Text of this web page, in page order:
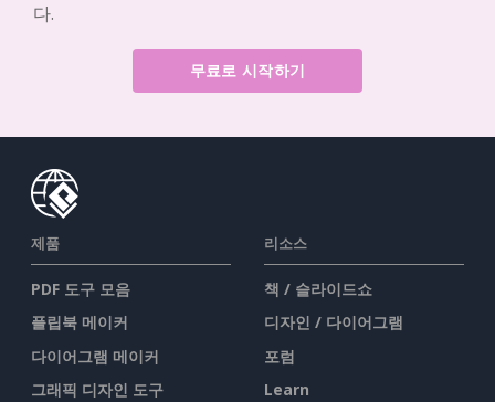
다.
무료로 시작하기
제품
PDF 도구 모음
플립북 메이커
다이어그램 메이커
그래픽 디자인 도구
리소스
책 / 슬라이드쇼
디자인 / 다이어그램
포럼
Learn